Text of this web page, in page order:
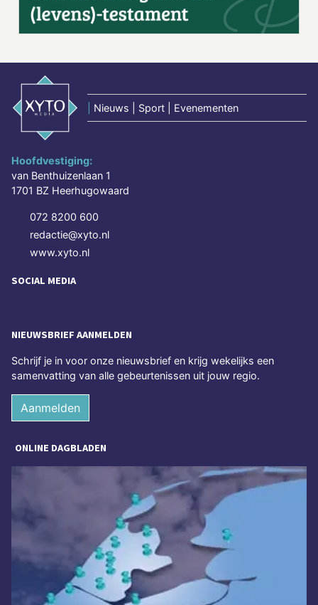
Nieuws | Sport | Evenementen
Hoofdvestiging:
van Benthuizenlaan 1
1701 BZ Heerhugowaard
072 8200 600
redactie@xyto.nl
www.xyto.nl
SOCIAL MEDIA
NIEUWSBRIEF AANMELDEN
Schrijf je in voor onze nieuwsbrief en krijg wekelijks een
samenvatting van alle gebeurtenissen uit jouw regio.
Aanmelden
ONLINE DAGBLADEN